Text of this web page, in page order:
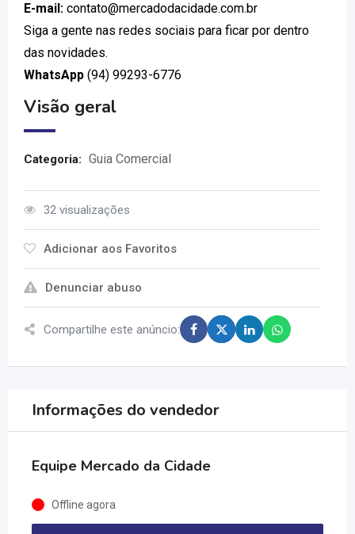
E-mail: contato@mercadodacidade.com.br
Siga a gente nas redes sociais para ficar por dentro
das novidades.
WhatsApp (94) 99293-6776
Visão geral
Categoria: Guia Comercial
32 visualizações
Adicionar aos Favoritos
Denunciar abuso
Compartilhe este anúncio:
Informações do vendedor
Equipe Mercado da Cidade
Offline agora